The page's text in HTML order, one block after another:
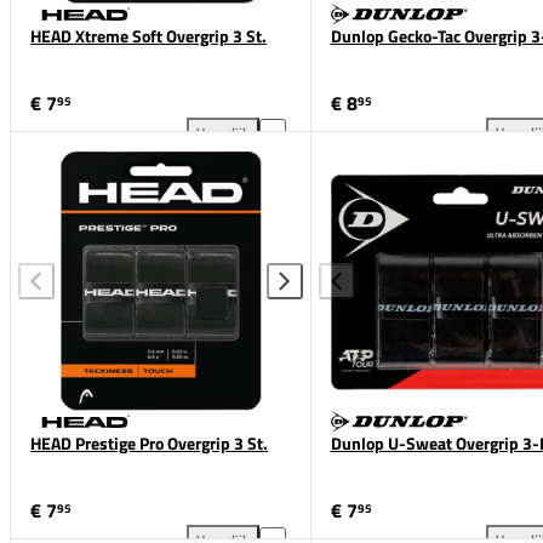
HEAD Xtreme Soft Overgrip 3 St.
€ 795
Vergelijk
HEAD Xtreme Soft Overgrip 3 St. toevoegen aan
Dunlop Gecko-Tac Overgrip
€ 895
HEAD Prestige Pro Overgrip 3 St.
€ 795
Dunlop U-Sweat Overgrip 3-
€ 795